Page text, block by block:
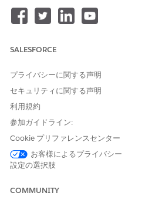
ご意見をお待ちしてお
SALESFORCE
プライバシーに関する声明
セキュリティに関する声明
利用規約
参加ガイドライン:
Cookie プリファレンスセンター
お客様によるプライバシー
設定の選択肢
COMMUNITY